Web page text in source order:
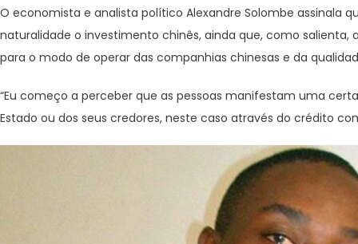
O economista e analista político Alexandre Solombe
naturalidade o investimento chinês, ainda que, como
para o modo de operar das companhias chinesas e da
“Eu começo a perceber que as pessoas manifestam uma
Estado ou dos seus credores, neste caso através do crédito